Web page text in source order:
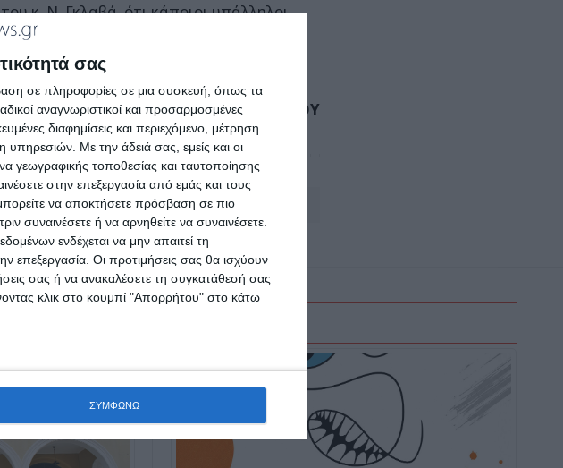
σας
σε πληροφορίες σε μια συσκευή, όπως τα
αναγνωριστικοί και προσαρμοσμένες
διαφημίσεις και περιεχόμενο, μέτρηση
υπηρεσιών. Με την άδειά σας, εμείς και οι
γεωγραφικής τοποθεσίας και ταυτοποίησης
στην επεξεργασία από εμάς και τους
να αποκτήσετε πρόσβαση σε πιο
συναινέσετε ή να αρνηθείτε να συναινέσετε.
ενδέχεται να μην απαιτεί τη
επεξεργασία. Οι προτιμήσεις σας θα ισχύουν
σας ή να ανακαλέσετε τη συγκατάθεσή σας
κλικ στο κουμπί "Απορρήτου" στο κάτω
ΣΥΜΦΩΝΩ
κ. Ν. Γκλαβά ότι κάποιοι υπάλληλοι
και δεν τα περνούσαν στο σύστημα
ΟΛΓΑ ΓΚΟΥΣΚΟΥ
Αφήστε ένα σχόλιο